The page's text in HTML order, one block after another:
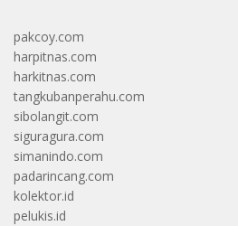
pakcoy.com
harpitnas.com
harkitnas.com
tangkubanperahu.com
sibolangit.com
siguragura.com
simanindo.com
padarincang.com
kolektor.id
pelukis.id